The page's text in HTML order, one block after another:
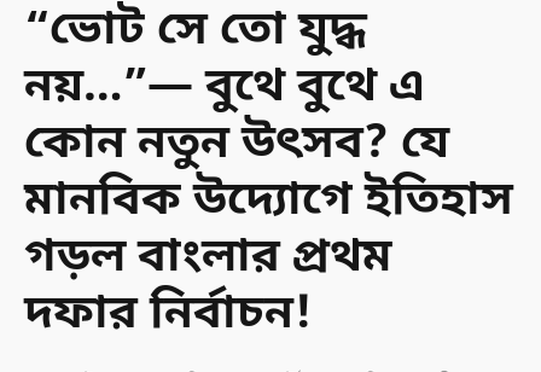
“ভোট সে তো যুদ্ধ
নয়…”— বুথে বুথে এ
কোন নতুন উৎসব? যে
মানবিক উদ্যোগে ইতিহাস
গড়ল বাংলার প্রথম
দফার নির্বাচন!